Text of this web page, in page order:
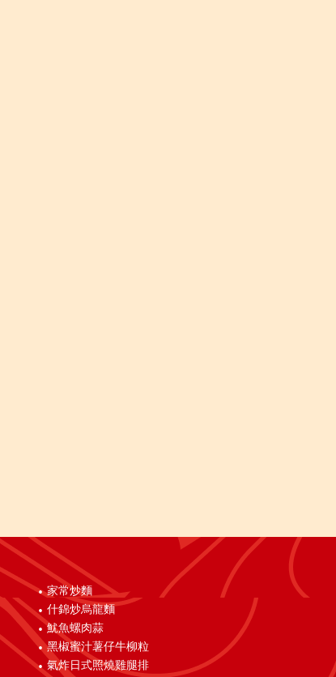
家常炒麵
什錦炒烏龍麵
魷魚螺肉蒜
黑椒蜜汁薯仔牛柳粒
氣炸日式照燒雞腿排